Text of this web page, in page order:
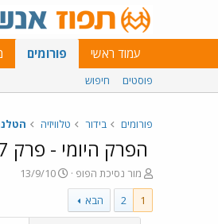
עמוד ראשי פורומים
פוסטים חיפוש
פורומים בידור טלוויזיה
הפרק היומי - פרק 7
פ
ו
ת
ח
מור נסיכת הפופ
פ
ס
13/9/10
1
2 הבא